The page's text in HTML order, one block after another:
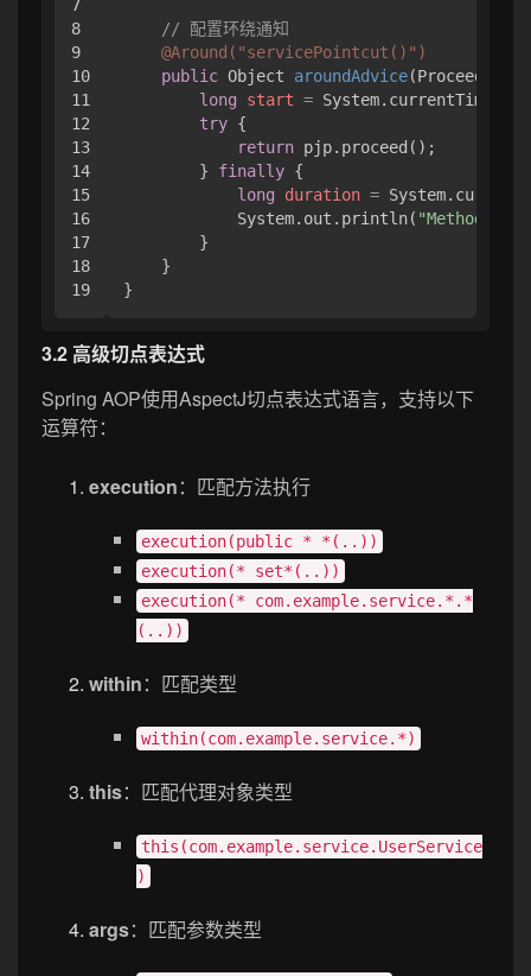
7
8
9
10
11
12
13
14
15
16
17
18
// 配置环绕通知
@Around("servicePointcut()")
public Object aroundAdvice
long
start =
try {
return pjp.proceed();
        }
finally {
long
duration =
            System.out.println(
"Method
        }
    }
3.2 高级切点表达式
Spring AOP使用AspectJ切点表达式语言，支持以下
运算符：
execution：匹配方法执行
execution(public * *(..))
execution(* set*(..))
execution(* com.example.service.*.*
(..))
within：匹配类型
within(com.example.service.*)
this：匹配代理对象类型
this(com.example.service.UserService
)
args：匹配参数类型